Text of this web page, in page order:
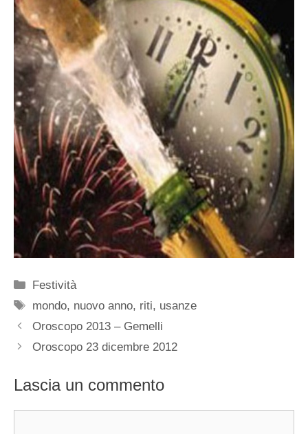
Categorie
Festività
Tag
mondo, nuovo anno, riti, usanze
Oroscopo 2013 – Gemelli
Oroscopo 23 dicembre 2012
Lascia un commento